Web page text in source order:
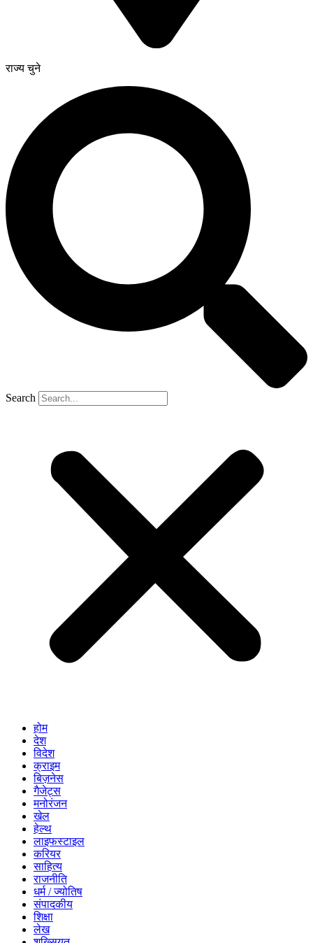
राज्य चुने
Search
होम
देश
विदेश
क्राइम
बिज़नेस
गैजेट्स
मनोरंजन
खेल
हेल्थ
लाइफस्टाइल
करियर
साहित्य
राजनीति
धर्म / ज्योतिष
संपादकीय
शिक्षा
लेख